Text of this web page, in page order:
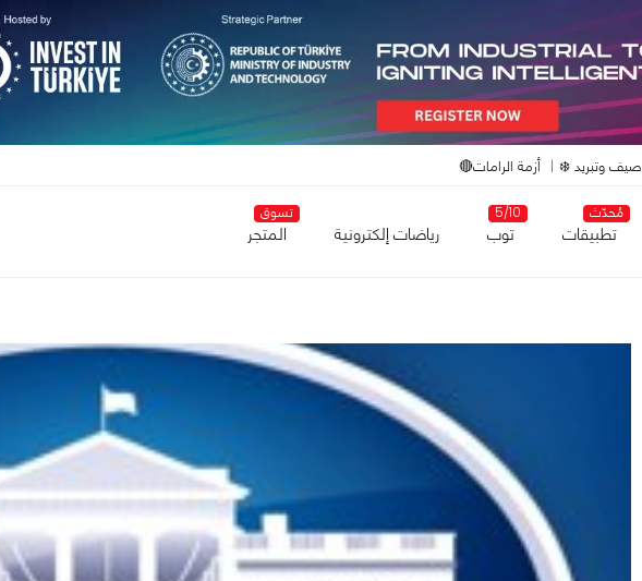
صيف وتبريد ❄️ أزمة الرامات🔴
مُحدّث
تطبيقات
5/10
توب رياضات إلكترونية
تسوق
المتجر